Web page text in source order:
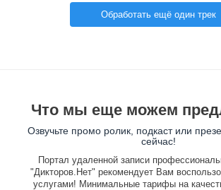
Обработать ещё один трек
Что мы еще можем
Озвучьте промо ролик, подкаст или
сейчас!
Портал удаленной записи
"Дикторов.Нет" рекомендует Вам
услугами! Минимальные тарифы на